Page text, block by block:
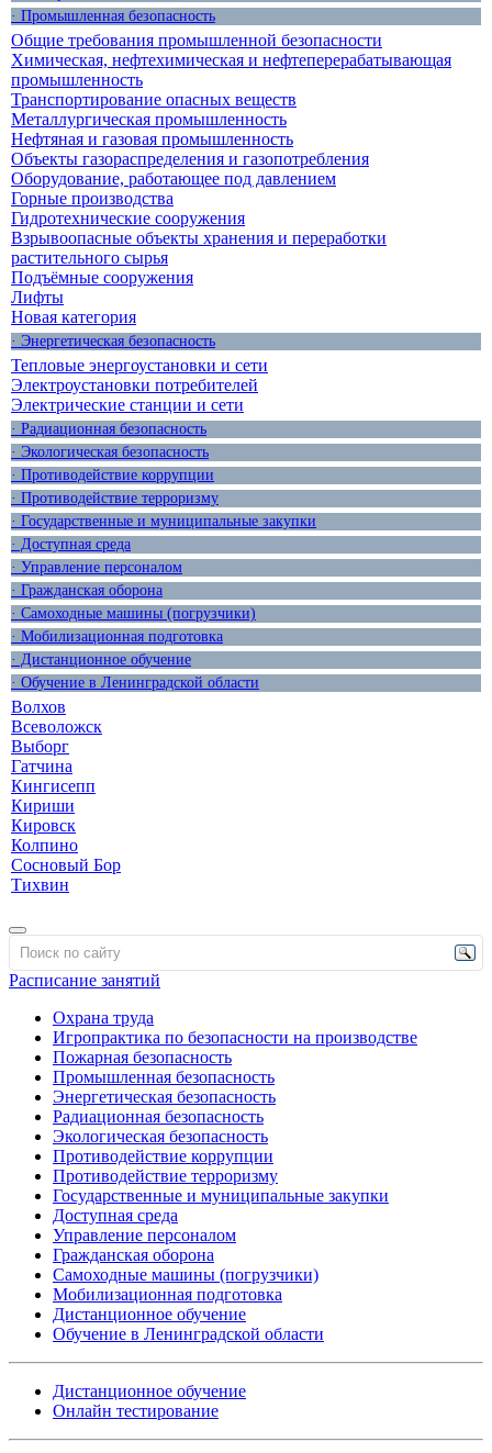
· Промышленная безопасность
Общие требования промышленной безопасности
Химическая, нефтехимическая и нефтеперерабатывающая
промышленность
Транспортирование опасных веществ
Металлургическая промышленность
Нефтяная и газовая промышленность
Объекты газораспределения и газопотребления
Оборудование, работающее под давлением
Горные производства
Гидротехнические сооружения
Взрывоопасные объекты хранения и переработки
растительного сырья
Подъёмные сооружения
Лифты
Новая категория
· Энергетическая безопасность
Тепловые энергоустановки и сети
Электроустановки потребителей
Электрические станции и сети
· Радиационная безопасность
· Экологическая безопасность
· Противодействие коррупции
· Противодействие терроризму
· Государственные и муниципальные закупки
· Доступная среда
· Управление персоналом
· Гражданская оборона
· Самоходные машины (погрузчики)
· Мобилизационная подготовка
· Дистанционное обучение
· Обучение в Ленинградской области
Волхов
Всеволожск
Выборг
Гатчина
Кингисепп
Кириши
Кировск
Колпино
Сосновый Бор
Тихвин
Расписание занятий
Охрана труда
Игропрактика по безопасности на производстве
Пожарная безопасность
Промышленная безопасность
Энергетическая безопасность
Радиационная безопасность
Экологическая безопасность
Противодействие коррупции
Противодействие терроризму
Государственные и муниципальные закупки
Доступная среда
Управление персоналом
Гражданская оборона
Самоходные машины (погрузчики)
Мобилизационная подготовка
Дистанционное обучение
Обучение в Ленинградской области
Дистанционное обучение
Онлайн тестирование